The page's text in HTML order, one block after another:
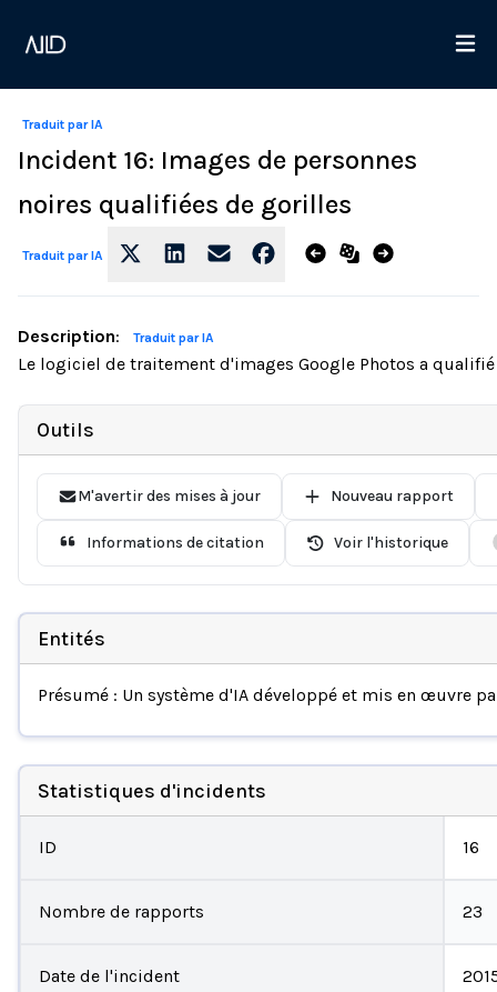
Traduit par IA
Incident 16: Images de personnes
noires qualifiées de gorilles
Traduit par IA
Description: Traduit par IA
Le logiciel de traitement d'images Google Photos a
Outils
M'avertir des mises à jour Nouveau rapport
Informations de citation Voir l'historique
Entités
Présumé : Un système d'IA développé et mis en œuvre
Statistiques d'incidents
ID 16
Nombre de rapports 23
Date de l'incident